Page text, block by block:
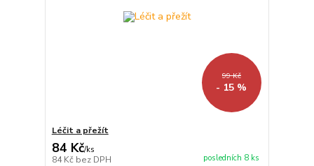
99 Kč
- 15 %
Léčit a přežít
84 Kč/ks
84 Kč bez DPH posledních 8 ks